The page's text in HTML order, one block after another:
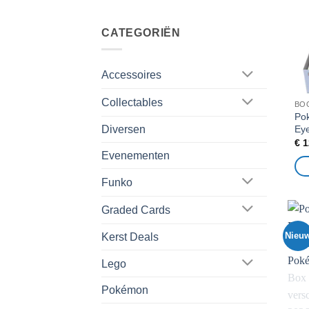
CATEGORIËN
Accessoires
Collectables
Diversen
Evenementen
Funko
Graded Cards
Kerst Deals
Lego
Pokémon
€